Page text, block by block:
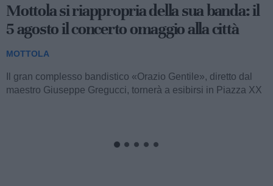
Massafra, Mottola e Crispiano: controlli
straordinari dei carabinieri, due denunce
e vari sequestri
MOTTOLA
Nel corso dell’ultimo fine settimana, i comuni di Massafra,